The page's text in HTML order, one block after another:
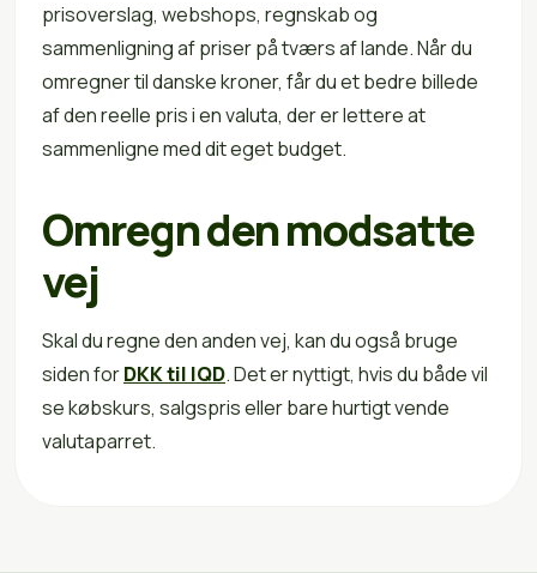
prisoverslag, webshops, regnskab og
sammenligning af priser på tværs af lande. Når du
omregner til danske kroner, får du et bedre billede
af den reelle pris i en valuta, der er lettere at
sammenligne med dit eget budget.
Omregn den modsatte
vej
Skal du regne den anden vej, kan du også bruge
siden forDKK til IQD. Det er nyttigt, hvis du både vil
se købskurs, salgspris eller bare hurtigt vende
valutaparret.